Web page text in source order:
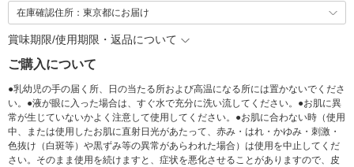
在庫確認住所：東京都にお届け
賞味期限/使用期限・返品について
ご購入について
●乳幼児の手の届く所、日の当たる所および高温になる所には置かないでくださ
い。●液が眼に入った場合は、すぐ水で充分に洗い流してください。●お肌に異
常が生じていないかよく注意して使用してください。●お肌に合わない時（使用
中、または使用したお肌に直射日光があたって、赤み・はれ・かゆみ・刺激・
色抜け（白斑等）や黒ずみ等の異常があらわれた場合）は使用を中止してくだ
さい。そのまま使用を続けますと、症状を悪化させることがありますので、皮